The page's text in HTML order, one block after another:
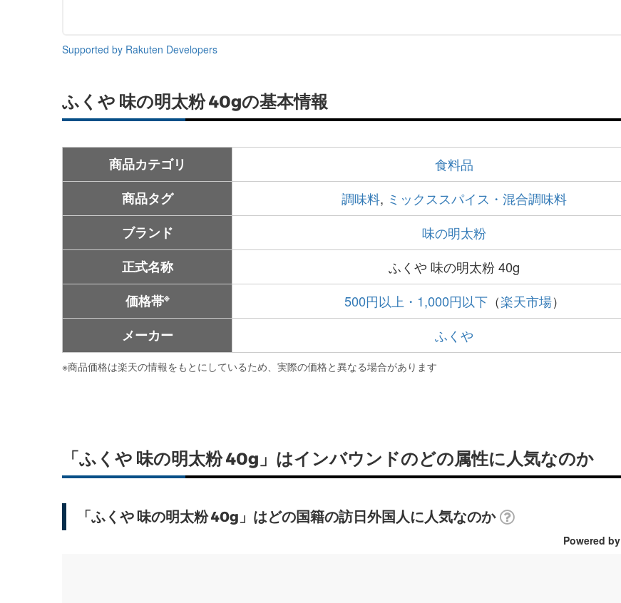
Supported by Rakuten Developers
ふくや 味の明太粉 40gの基本情報
商品カテゴリ
食料品
商品タグ
調味料, ミックススパイス・混合調味料
ブランド
味の明太粉
正式名称
ふくや 味の明太粉 40g
価格帯※ 500円以上・1,000円以下（楽天市場）
メーカー
ふくや
※商品価格は楽天の情報をもとにしているため、実際の価格と異なる場合があります
「ふくや 味の明太粉 40g」はインバウンドのどの属性に人気なのか
「ふくや 味の明太粉 40g」はどの国籍の訪日外国人に人気なのか
Powered by